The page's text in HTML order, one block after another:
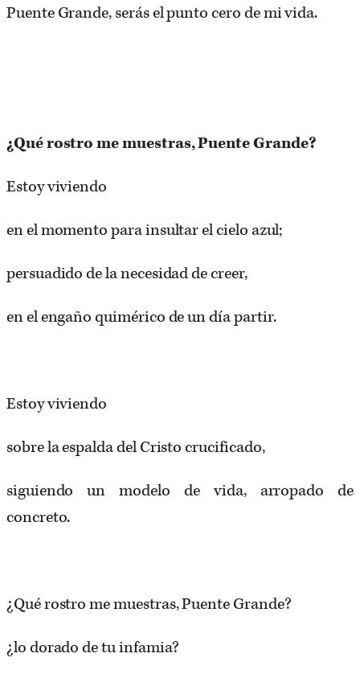
Puente Grande, serás el punto cero de mi vida.
¿Qué rostro me muestras, Puente Grande?
Estoy viviendo
en el momento para insultar el cielo azul;
persuadido de la necesidad de creer,
en el engaño quimérico de un día partir.
Estoy viviendo
sobre la espalda del Cristo crucificado,
siguiendo un modelo de vida, arropado de
concreto.
¿Qué rostro me muestras, Puente Grande?
¿lo dorado de tu infamia?